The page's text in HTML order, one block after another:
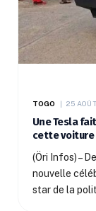
TOGO 25
Une Tesla
cette voiture
(Öri Infos) –
nouvelle
star de la